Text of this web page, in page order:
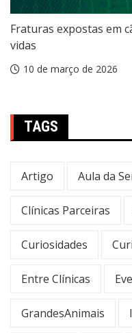
Fraturas expostas em
vidas
10 de março de 2026
TAGS
Artigo Aula da
Clínicas Parceiras
Curiosidades
Entre Clínicas
GrandesAnimais